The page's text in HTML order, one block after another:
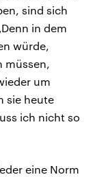
sind sich
in dem
würde,
müssen,
um
sie heute
ich nicht so
eine Norm